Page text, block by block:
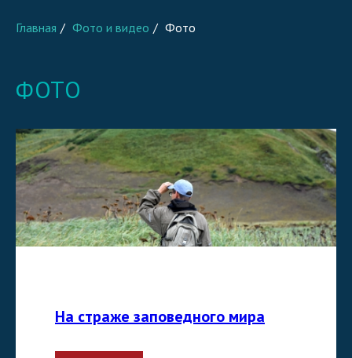
Главная / Фото и видео / Фото
ФОТО
На страже заповедного мира